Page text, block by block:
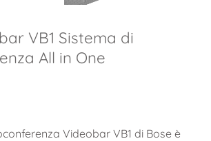
VB1 Sistema di
All in One
Videobar VB1 di Bose è